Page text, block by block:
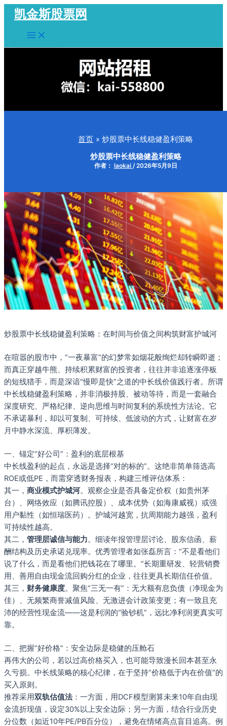
容
凯金斯股票网
Main
Menu
首页 炒股票中长线稳健盈利策略
炒股票中长线稳健盈利策略
作者： laokai /2026年5月9日
炒股票中长线稳健盈利策略：在时间与价值之间构筑财富护城河
在喧嚣的股市中，“一夜暴富”的幻梦常如烟花般绚烂却转瞬即逝；
而真正穿越牛熊、持续积累财富的投资者，往往并非追逐涨停板
的短线猎手，而是深谙“慢即是快”之道的中长线价值践行者。所谓
中长线稳健盈利策略，并非消极持股、被动等待，而是一套融合
深度研究、严格纪律、逆向思维与时间复利的系统性方法论。它
不承诺暴利，却以可复制、可持续、低波动的方式，让财富在岁
月中静水深流、厚积薄发。
一、锚定“好公司”：盈利的底层根基
中长线盈利的起点，永远是选择“对的标的”。这绝非简单筛选高
ROE或低PE，而需穿透财务报表，构建三维评估体系：
其一， 商业模式护城河。观察企业是否具备定价权（如贵州茅
台）、网络效应（如腾讯控股）、成本优势（如海康威视）或强
用户黏性（如恒瑞医药）。护城河越宽，抗周期能力越强，盈利
可持续性越高。
其二， 管理层诚信与能力。细读年报管理层讨论、股东信函、薪
酬结构及历史承诺兑现率。优秀管理者如张磊所言：“不是看他们
说了什么，而是看他们把钱花在了哪里。”长期重研发、轻营销费
用、善用自由现金流回购分红的企业，往往更具长期信任价值。
其三， 财务健康度。聚焦“三无一有”：无大额有息负债（净现金为
佳）、无频繁商誉减值风险、无激进会计政策变更；有一致且充
沛的经营性现金流——这是利润的“验钞机”，远比净利润更真实可
靠。
二、把握“好价格”：安全边际是稳健的压舱石
再伟大的公司，若以过高价格买入，也可能导致漫长回本甚至永
久亏损。中长线策略的核心纪律，在于坚持“价格低于内在价值”的
买入原则。
推荐采用双轨估值法 ：一方面，用DCF模型测算未来10年自由现
金流折现值，设定30%以上安全边际；另一方面，结合行业历史
分位数（如近10年PE/PB百分位），避免在情绪高点盲目追高。例